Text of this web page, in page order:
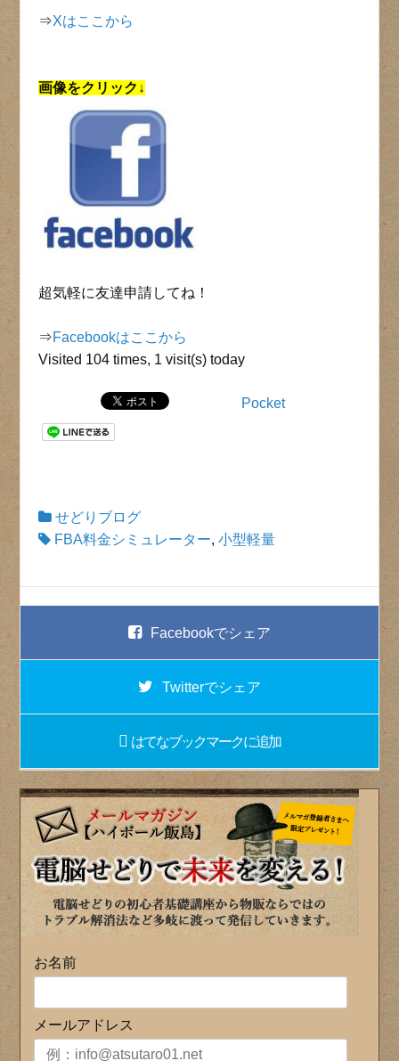
⇒Xはここから
画像をクリック↓
超気軽に友達申請してね！
⇒Facebookはここから
Visited 104 times, 1 visit(s) today
Pocket
せどりブログ
FBA料金シミュレーター,小型軽量
Facebookでシェア
Twitterでシェア
はてなブックマークに追加
お名前
メールアドレス